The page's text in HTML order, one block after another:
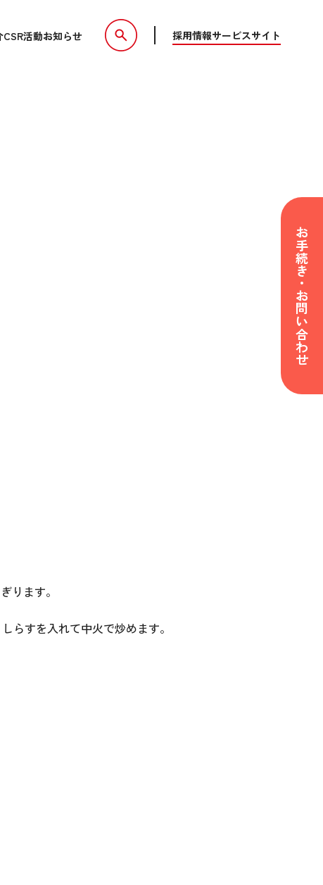
CSR活動お知らせ 採用情報サービスサイト
ります。
らすを入れて中火で炒めます。
お手続き・お問い合わせ